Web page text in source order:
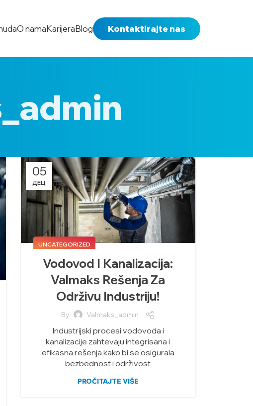
O namaKarijeraBlog Kontaktirajte nas
05
ДЕЦ
UNCATEGORIZED
Vodovod I Kanalizacija:
Valmaks Rešenja Za
Održivu Industriju!
By Valmaks_admin
Industrijski procesi vodovoda i
kanalizacije zahtevaju integrisana i
efikasna rešenja kako bi se osigurala
bezbednost i održivost
PROČITAJTE VIŠE